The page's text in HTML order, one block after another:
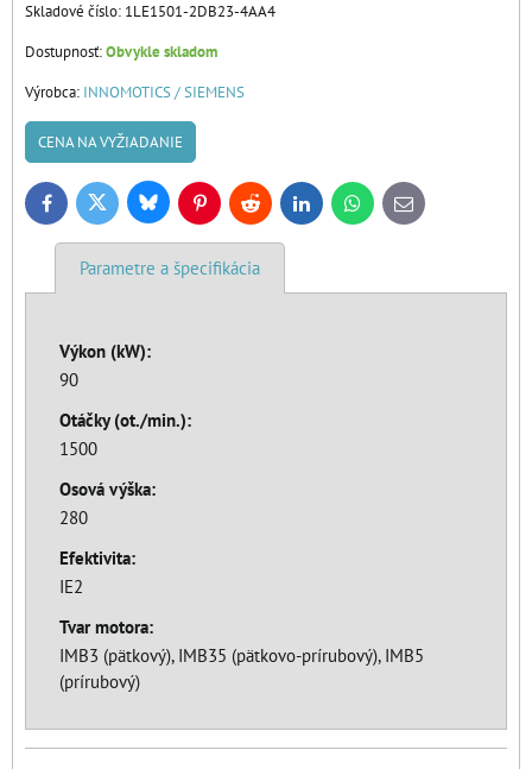
Skladové číslo: 1LE1501-2DB23-4AA4
Dostupnosť:Obvykle skladom
Výrobca: INNOMOTICS / SIEMENS
CENA NA VYŽIADANIE
FacebookTwitter BlueskyPinterestReddit LinkedInWhatsApp
E-
mail
Parametre a špecifikácia
Výkon (kW):
90
Otáčky (ot./min.):
1500
Osová výška:
280
Efektivita:
IE2
Tvar motora:
IMB3 (pätkový), IMB35 (pätkovo-prírubový), IMB5
(prírubový)